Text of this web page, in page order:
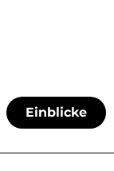
Einblicke